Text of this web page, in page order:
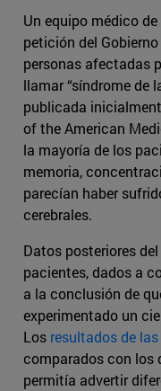
Un equipo médico
petición del
personas afectadas
llamar “síndrome de
publicada
of the American
la mayoría de los
memoria,
parecían haber
cerebrales.
Datos posteriores
pacientes, dados a
a la conclusión de
experimentado un
Los resultados de
comparados con los
permitía advertir